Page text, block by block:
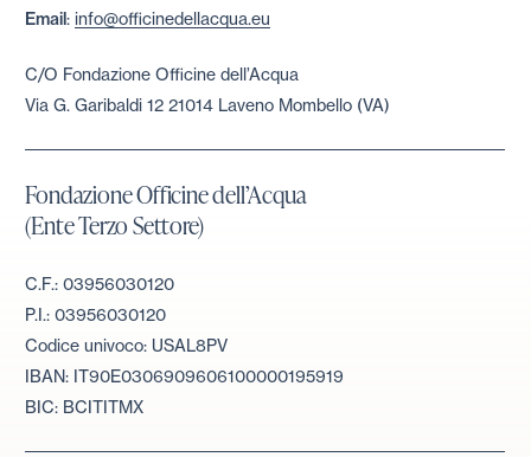
Email:info@officinedellacqua.eu
C/O Fondazione Officine dell’Acqua
Via G. Garibaldi 12 21014 Laveno Mombello (VA)
Fondazione Officine dell’Acqua
(Ente Terzo Settore)
C.F.: 03956030120
P.I.: 03956030120
Codice univoco: USAL8PV
IBAN: IT90E0306909606100000195919
BIC: BCITITMX